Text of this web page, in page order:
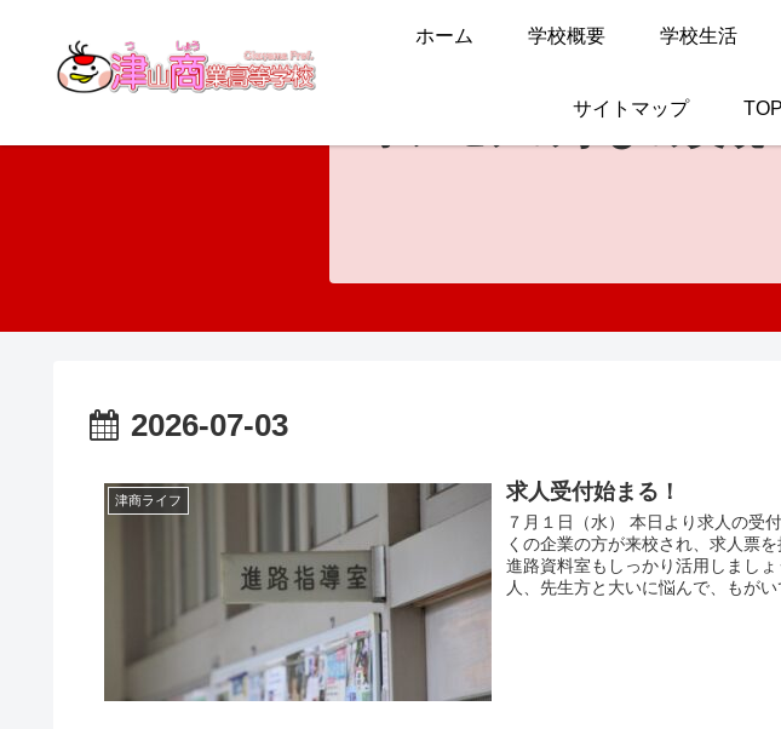
ホーム 学校概要 学校生活
サイトマップ TOP
ホンモノの学びの実現
2026-07-03
津商ライフ 求人受付始まる！
７月１日（水） 本日より求人の受
くの企業の方が来校され、求人票
進路資料室もしっかり活用しまし
人、先生方と大いに悩んで、もがい